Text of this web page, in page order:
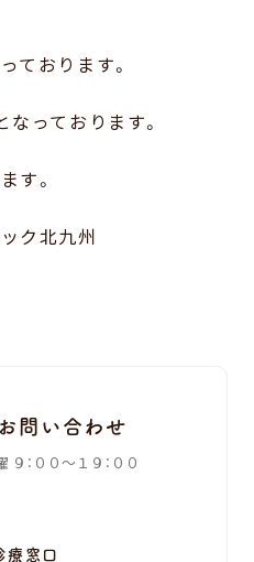
ております。
っております。
す。
ク北九州
問い合わせ
９：００〜１９：００
療窓口